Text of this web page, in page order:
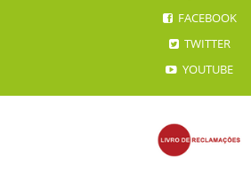
FACEBOOK
TWITTER
YOUTUBE